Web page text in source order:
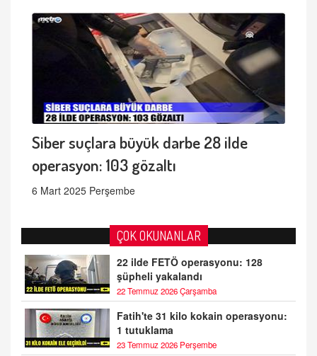
Siber suçlara büyük darbe 28 ilde
operasyon: 103 gözaltı
6 Mart 2025 Perşembe
ÇOK OKUNANLAR
22 ilde FETÖ operasyonu: 128
şüpheli yakalandı
22 Temmuz 2026 Çarşamba
Fatih'te 31 kilo kokain operasyonu:
1 tutuklama
23 Temmuz 2026 Perşembe